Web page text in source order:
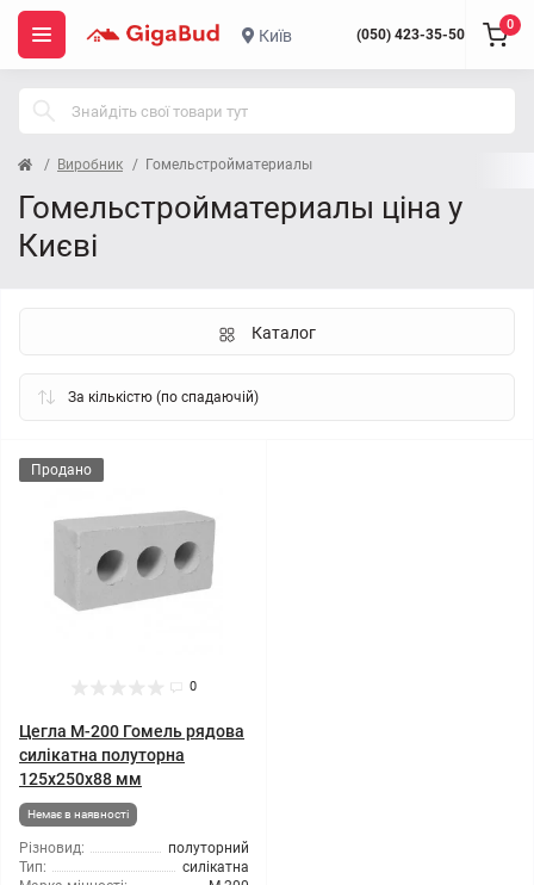
Київ (050) 423-35-50
0
Виробник Гомельстройматериалы
Гомельстройматериалы ціна у
Києві
Каталог
Продано
0
Цегла М-200 Гомель рядова
силікатна полуторна
125х250х88 мм
Немає в наявності
Різновид:
полуторний
Тип:
силікатна